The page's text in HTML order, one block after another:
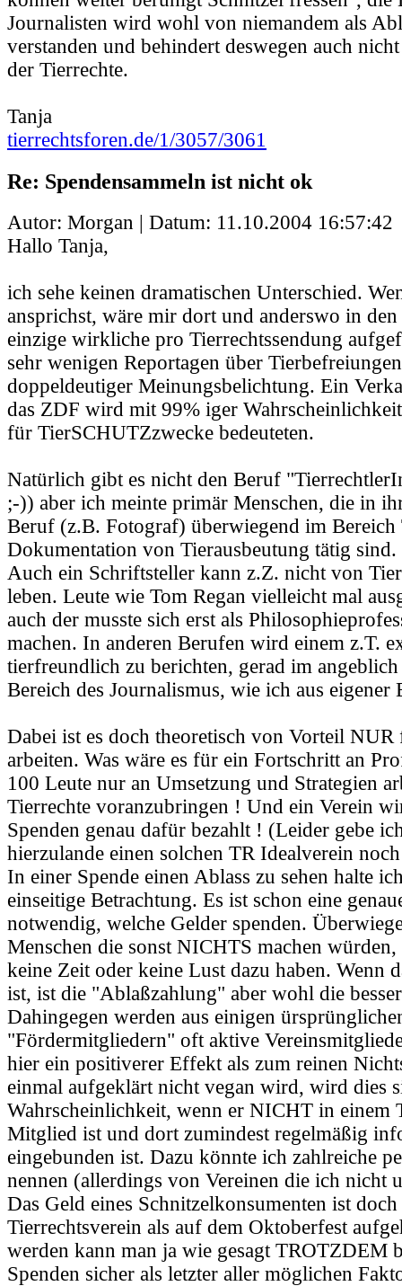
Journalisten wird wohl von niemandem als
verstanden und behindert deswegen auch
der Tierrechte.
Tanja
tierrechtsforen.de/1/3057/3061
Re: Spendensammeln ist nicht ok
Autor: Morgan | Datum: 11.10.2004 16:57:42
Hallo Tanja,
ich sehe keinen dramatischen Unterschied.
ansprichst, wäre mir dort und anderswo in
einzige wirkliche pro Tierrechtssendung
sehr wenigen Reportagen über
doppeldeutiger Meinungsbelichtung. Ein
das ZDF wird mit 99% iger
für TierSCHUTZzwecke bedeuteten.
Natürlich gibt es nicht den Beruf
;-)) aber ich meinte primär Menschen, die in
Beruf (z.B. Fotograf) überwiegend im Bereich
Dokumentation von Tierausbeutung tätig sind.
Auch ein Schriftsteller kann z.Z. nicht von
leben. Leute wie Tom Regan vielleicht mal
auch der musste sich erst als
machen. In anderen Berufen wird einem z.T.
tierfreundlich zu berichten, gerad im angeblich
Bereich des Journalismus, wie ich aus
Dabei ist es doch theoretisch von Vorteil NUR
arbeiten. Was wäre es für ein Fortschritt an
100 Leute nur an Umsetzung und Strategien
Tierrechte voranzubringen ! Und ein Verein
Spenden genau dafür bezahlt ! (Leider gebe
hierzulande einen solchen TR Idealverein
In einer Spende einen Ablass zu sehen halte
einseitige Betrachtung. Es ist schon eine
notwendig, welche Gelder spenden.
Menschen die sonst NICHTS machen
keine Zeit oder keine Lust dazu haben. Wenn
ist, ist die "Ablaßzahlung" aber wohl die
Dahingegen werden aus einigen
"Fördermitgliedern" oft aktive
hier ein positiverer Effekt als zum reinen
einmal aufgeklärt nicht vegan wird, wird dies
Wahrscheinlichkeit, wenn er NICHT in einem
Mitglied ist und dort zumindest regelmäßig
eingebunden ist. Dazu könnte ich zahlreiche
nennen (allerdings von Vereinen die ich nicht
Das Geld eines Schnitzelkonsumenten ist
Tierrechtsverein als auf dem Oktoberfest
werden kann man ja wie gesagt TROTZDEM
Spenden sicher als letzter aller möglichen